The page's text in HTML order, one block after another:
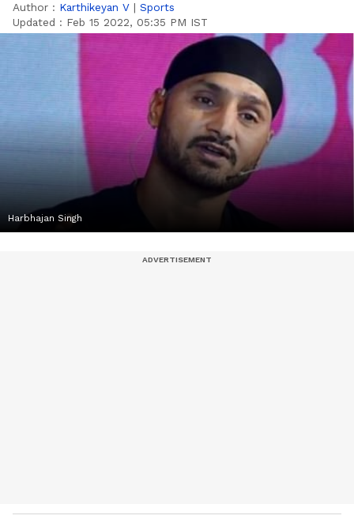
Author : Karthikeyan V | Sports
Updated : Feb 15 2022, 05:35 PM IST
Harbhajan Singh